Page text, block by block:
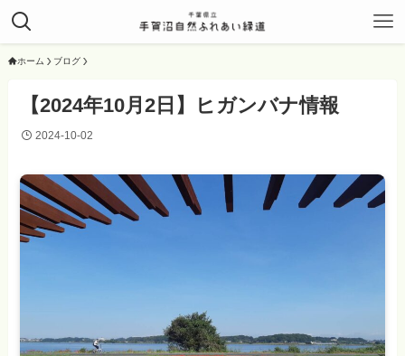
ホーム ブログ
【2024年10月2日】ヒガンバナ情報
2024-10-02